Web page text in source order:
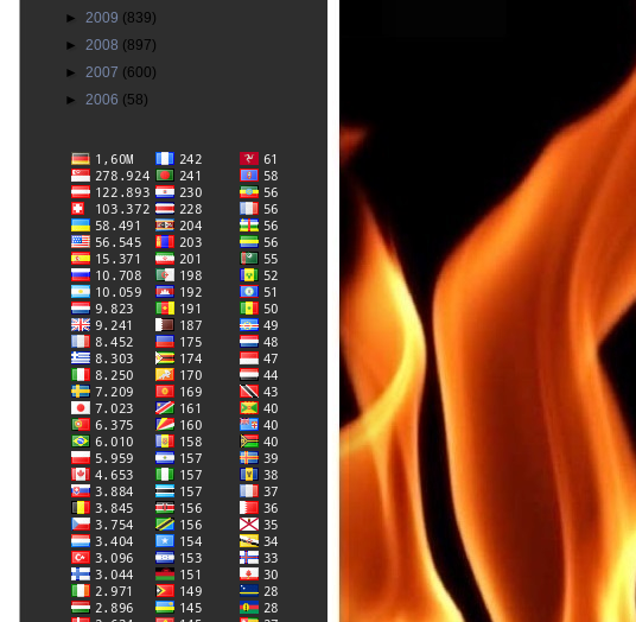
► 2009 (839)
► 2008 (897)
► 2007 (600)
► 2006 (58)